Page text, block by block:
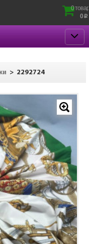
0
0 p
> 2292724